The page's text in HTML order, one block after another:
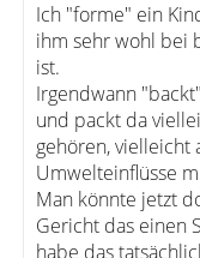
Ich "forme" ein
ihm sehr wohl bei
ist.
Irgendwann
und packt da
gehören, vielleicht
Umwelteinflüsse
Man könnte jetzt
Gericht das einen
habe das